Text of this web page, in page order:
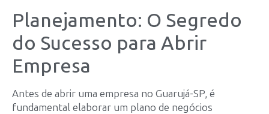
Planejamento: O Segredo
do Sucesso para Abrir
Empresa
Antes de abrir uma empresa no Guarujá-SP, é
fundamental elaborar um plano de negócios